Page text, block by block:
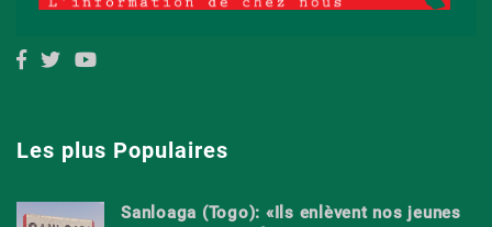
Les plus Populaires
Sanloaga (Togo): «Ils enlèvent nos jeunes